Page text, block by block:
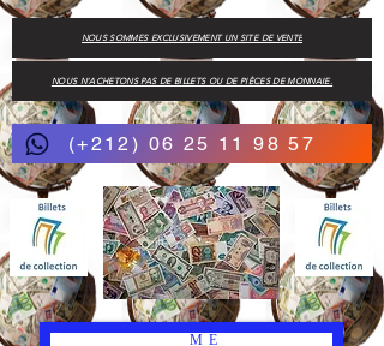
(+212) 06 25 11 98 57
ME
NOUS N'ACHETONS PAS DE BILLETS OU DE PIÈCES DE MONNAIE.
NOUS SOMMES EXCLUSIVEMENT UN SITE DE VENTE